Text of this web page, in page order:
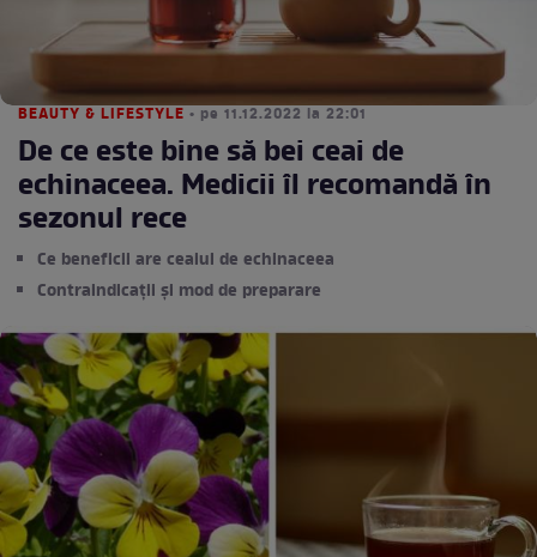
BEAUTY & LIFESTYLE • pe 11.12.2022 la 22:01
De ce este bine să bei ceai de
echinaceea. Medicii îl recomandă în
sezonul rece
Ce beneficii are ceaiul de echinaceea
Contraindicații și mod de preparare